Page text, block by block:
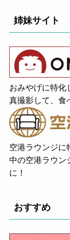
姉妹サイト
おみやげに特化
真撮影して、食
空港ラウンジに
中の空港ラウン
に！
おすすめ